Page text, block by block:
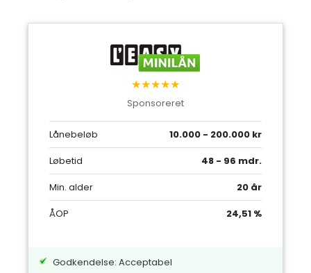
★★★★★
Sponsoreret
Lånebeløb
10.000 - 200.000 kr
Løbetid
48 - 96 mdr.
Min. alder
20 år
ÅOP
24,51 %
Godkendelse: Acceptabel